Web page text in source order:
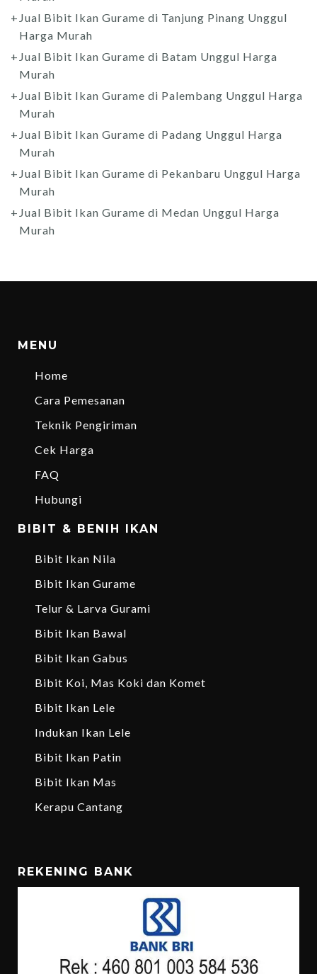
Jual Bibit Ikan Gurame di Tanjung Pinang Unggul
Harga Murah
Jual Bibit Ikan Gurame di Batam Unggul Harga
Murah
Jual Bibit Ikan Gurame di Palembang Unggul Harga
Murah
Jual Bibit Ikan Gurame di Padang Unggul Harga
Murah
Jual Bibit Ikan Gurame di Pekanbaru Unggul Harga
Murah
Jual Bibit Ikan Gurame di Medan Unggul Harga
Murah
MENU
Home
Cara Pemesanan
Teknik Pengiriman
Cek Harga
FAQ
Hubungi
BIBIT & BENIH IKAN
Bibit Ikan Nila
Bibit Ikan Gurame
Telur & Larva Gurami
Bibit Ikan Bawal
Bibit Ikan Gabus
Bibit Koi, Mas Koki dan Komet
Bibit Ikan Lele
Indukan Ikan Lele
Bibit Ikan Patin
Bibit Ikan Mas
Kerapu Cantang
REKENING BANK